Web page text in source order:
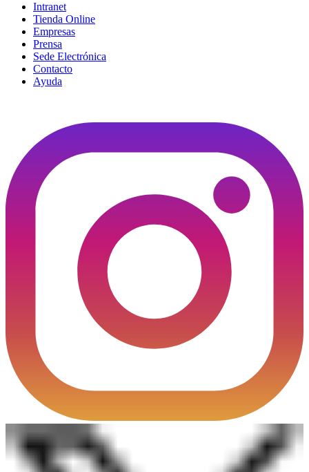
Intranet
Tienda Online
Empresas
Prensa
Sede Electrónica
Contacto
Ayuda